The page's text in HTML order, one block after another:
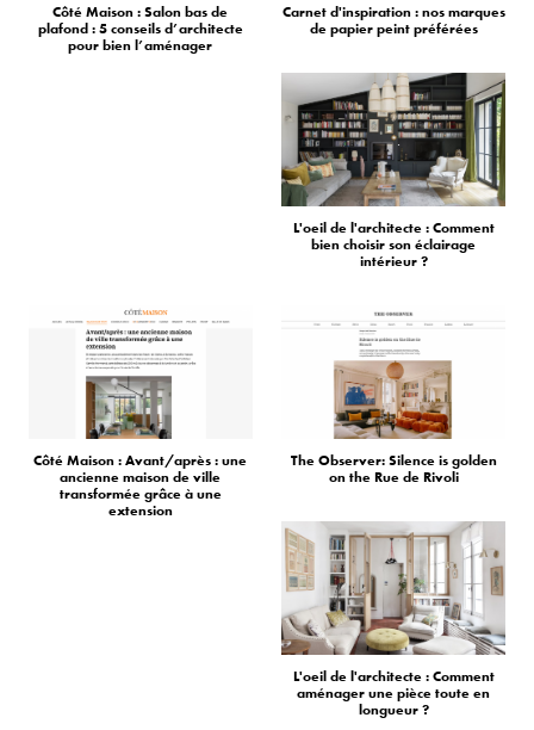
Côté Maison : Salon bas de
plafond : 5 conseils d’architecte
pour bien l’aménager
Carnet d'inspiration : nos marques
de papier peint préférées
L'oeil de l'architecte : Comment
bien choisir son éclairage
intérieur ?
Côté Maison : Avant/après : une
ancienne maison de ville
transformée grâce à une
extension
The Observer: Silence is golden
on the Rue de Rivoli
L'oeil de l'architecte : Comment
aménager une pièce toute en
longueur ?